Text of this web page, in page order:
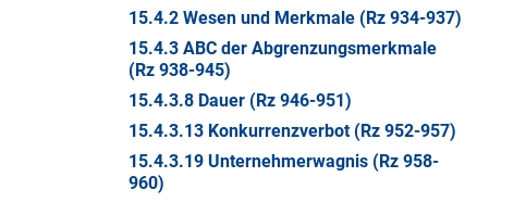
15.4.2 Wesen und Merkmale (Rz 934-937)
15.4.3 ABC der Abgrenzungsmerkmale
(Rz 938-945)
15.4.3.8 Dauer (Rz 946-951)
15.4.3.13 Konkurrenzverbot (Rz 952-957)
15.4.3.19 Unternehmerwagnis (Rz 958-
960)